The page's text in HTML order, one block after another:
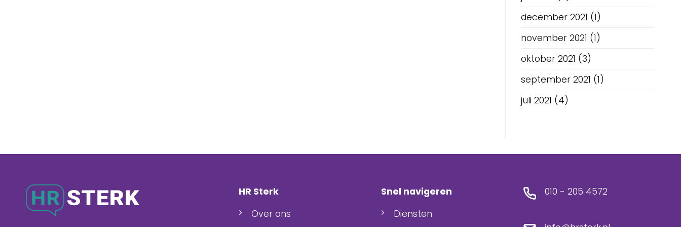
december 2021 (1)
november 2021 (1)
oktober 2021 (3)
september 2021 (1)
juli 2021 (4)
HR Sterk
Over ons
Snel navigeren
Diensten
010 - 205 4572